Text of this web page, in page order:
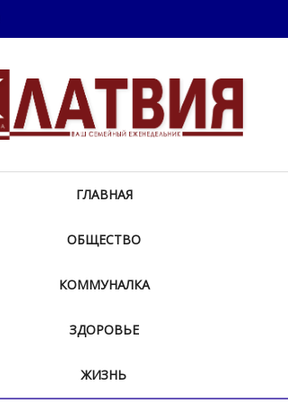
ГЛАВНАЯ
ОБЩЕСТВО
КОММУНАЛКА
ЗДОРОВЬЕ
ЖИЗНЬ